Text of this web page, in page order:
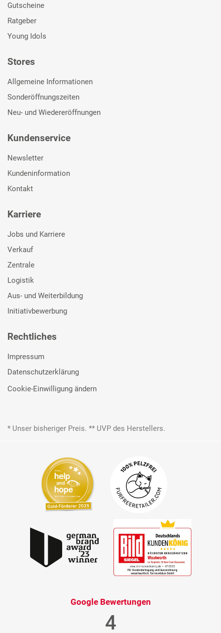
Gutscheine
Ratgeber
Young Idols
Stores
Allgemeine Informationen
Sonderöffnungszeiten
Neu- und Wiedereröffnungen
Kundenservice
Newsletter
Kundeninformation
Kontakt
Karriere
Jobs und Karriere
Verkauf
Zentrale
Logistik
Aus- und Weiterbildung
Initiativbewerbung
Rechtliches
Impressum
Datenschutzerklärung
Cookie-Einwilligung ändern
* Unser bisheriger Preis. ** UVP des Herstellers.
Google Bewertungen
4